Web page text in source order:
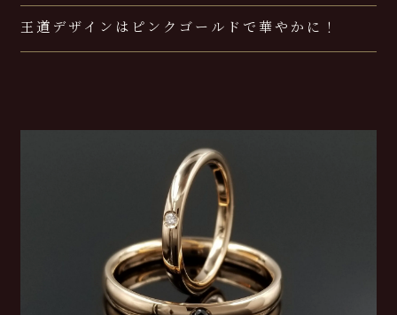
王道デザインはピンクゴールドで華やかに！